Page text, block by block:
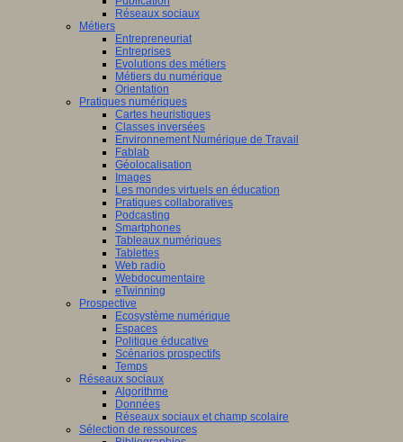
Réseaux sociaux
Métiers
Entrepreneuriat
Entreprises
Evolutions des métiers
Métiers du numérique
Orientation
Pratiques numériques
Cartes heuristiques
Classes inversées
Environnement Numérique de Travail
Fablab
Géolocalisation
Images
Les mondes virtuels en éducation
Pratiques collaboratives
Podcasting
Smartphones
Tableaux numériques
Tablettes
Web radio
Webdocumentaire
eTwinning
Prospective
Ecosystème numérique
Espaces
Politique éducative
Scénarios prospectifs
Temps
Réseaux sociaux
Algorithme
Données
Réseaux sociaux et champ scolaire
Sélection de ressources